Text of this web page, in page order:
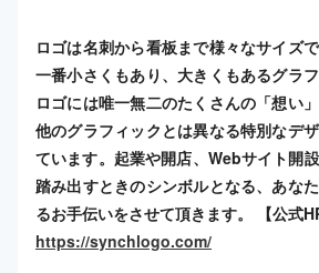
ロゴは名刺から看板まで様々なサイズ
一番小さくもあり、大きくもあるグラ
ロゴには唯一無二のたくさんの「想い
他のグラフィックとは異なる特別なデ
ています。起業や開店、Webサイト開
踏み出すときのシンボルとなる、あな
るお手伝いをさせて頂きます。 【公式
https://synchlogo.com/